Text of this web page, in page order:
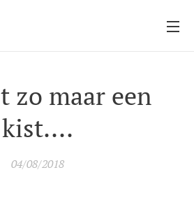
zo maar een
kist....
04/08/2018